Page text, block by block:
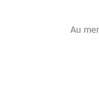
Au